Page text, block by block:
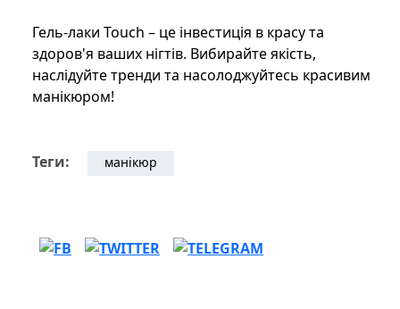
Гель-лаки Touch – це інвестиція в красу та
здоров'я ваших нігтів. Вибирайте якість,
наслідуйте тренди та насолоджуйтесь красивим
манікюром!
Теги: манікюр